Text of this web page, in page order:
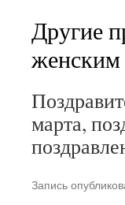
Другие
марта,
Запись